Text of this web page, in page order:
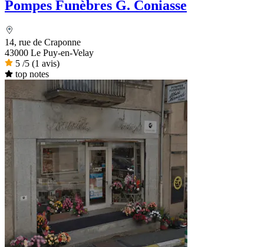
Pompes Funèbres G. Coniasse
14, rue de Craponne
43000 Le Puy-en-Velay
5 /5 (1 avis)
top notes